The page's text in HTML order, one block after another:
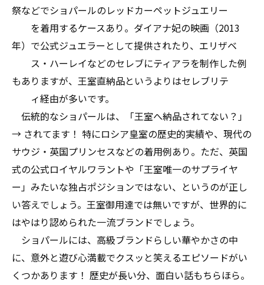
祭などでショパールのレッドカーペットジュエリー
を着用するケースあり。ダイアナ妃の映画（2013
年）で公式ジュエラーとして提供されたり、エリザベ
ス・ハーレイなどのセレブにティアラを制作した例
もありますが、王室直納品というよりはセレブリテ
ィ経由が多いです。
伝統的なショパールは、「王室へ納品されてない？」
→ されてます！ 特にロシア皇室の歴史的実績や、現代の
サウジ・英国プリンセスなどの着用例あり。ただ、英国
式の公式ロイヤルワラントや「王室唯一のサプライヤ
ー」みたいな独占ポジションではない、というのが正し
い答えでしょう。王室御用達では無いですが、世界的に
はやはり認められた一流ブランドでしょう。
ショパールには、高級ブランドらしい華やかさの中
に、意外と遊び心満載でクスッと笑えるエピソードがい
くつかあります！ 歴史が長い分、面白い話もちらほら。